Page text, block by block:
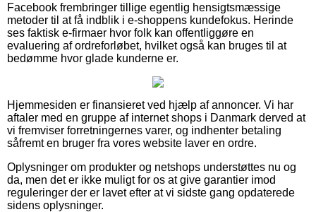
Facebook frembringer tillige egentlig hensigtsmæssige
metoder til at få indblik i e-shoppens kundefokus. Herinde
ses faktisk e-firmaer hvor folk kan offentliggøre en
evaluering af ordreforløbet, hvilket også kan bruges til at
bedømme hvor glade kunderne er.
Hjemmesiden er finansieret ved hjælp af annoncer. Vi har
aftaler med en gruppe af internet shops i Danmark derved at
vi fremviser forretningernes varer, og indhenter betaling
såfremt en bruger fra vores website laver en ordre.
Oplysninger om produkter og netshops understøttes nu og
da, men det er ikke muligt for os at give garantier imod
reguleringer der er lavet efter at vi sidste gang opdaterede
sidens oplysninger.